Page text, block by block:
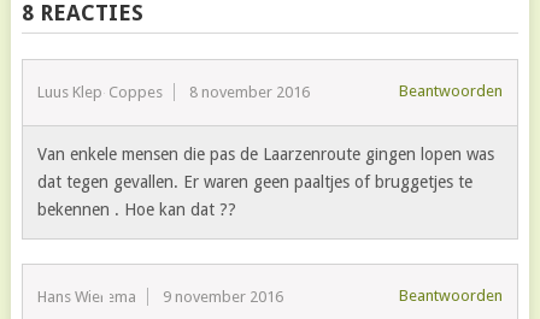
8 REACTIES
Luus Klep-Coppes 8 november 2016 Beantwoorden
Van enkele mensen die pas de Laarzenroute gingen lopen was
dat tegen gevallen. Er waren geen paaltjes of bruggetjes te
bekennen . Hoe kan dat ??
Hans Wierema 9 november 2016 Beantwoorden